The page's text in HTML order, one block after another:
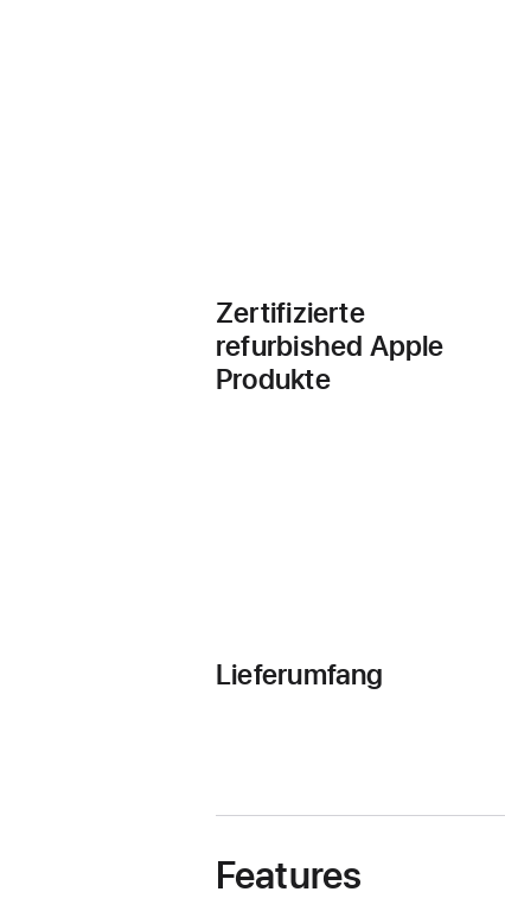
Zertifizierte
refurbished Apple
Produkte
Lieferumfang
Features